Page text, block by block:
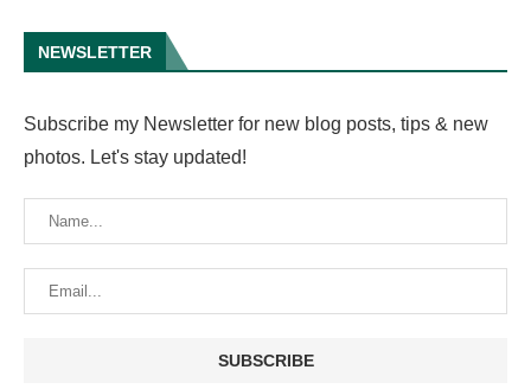
NEWSLETTER
Subscribe my Newsletter for new blog posts, tips & new
photos. Let's stay updated!